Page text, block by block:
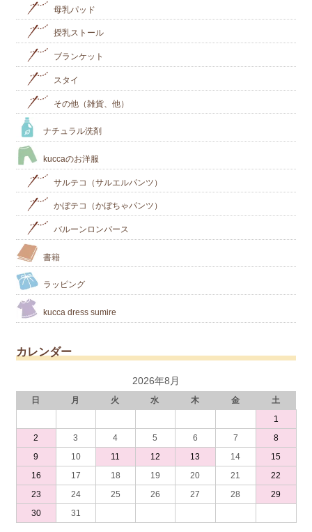
母乳パッド
授乳ストール
ブランケット
スタイ
その他（雑貨、他）
ナチュラル洗剤
kuccaのお洋服
サルテコ（サルエルパンツ）
かぼテコ（かぼちゃパンツ）
バルーンロンパース
書籍
ラッピング
kucca dress sumire
カレンダー
2026年8月
日 月 火 水 木 金
土
1
2
3 4 5 6 7
8
9
10 11 12 13 14
15
16
17 18 19 20 21
22
23
24 25 26 27 28
29
30
31